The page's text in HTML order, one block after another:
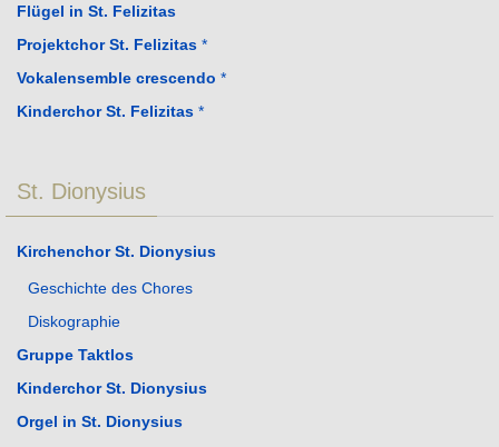
Flügel in St. Felizitas
Projektchor St. Felizitas *
Vokalensemble crescendo *
Kinderchor St. Felizitas *
St. Dionysius
Kirchenchor St. Dionysius
Geschichte des Chores
Diskographie
Gruppe Taktlos
Kinderchor St. Dionysius
Orgel in St. Dionysius